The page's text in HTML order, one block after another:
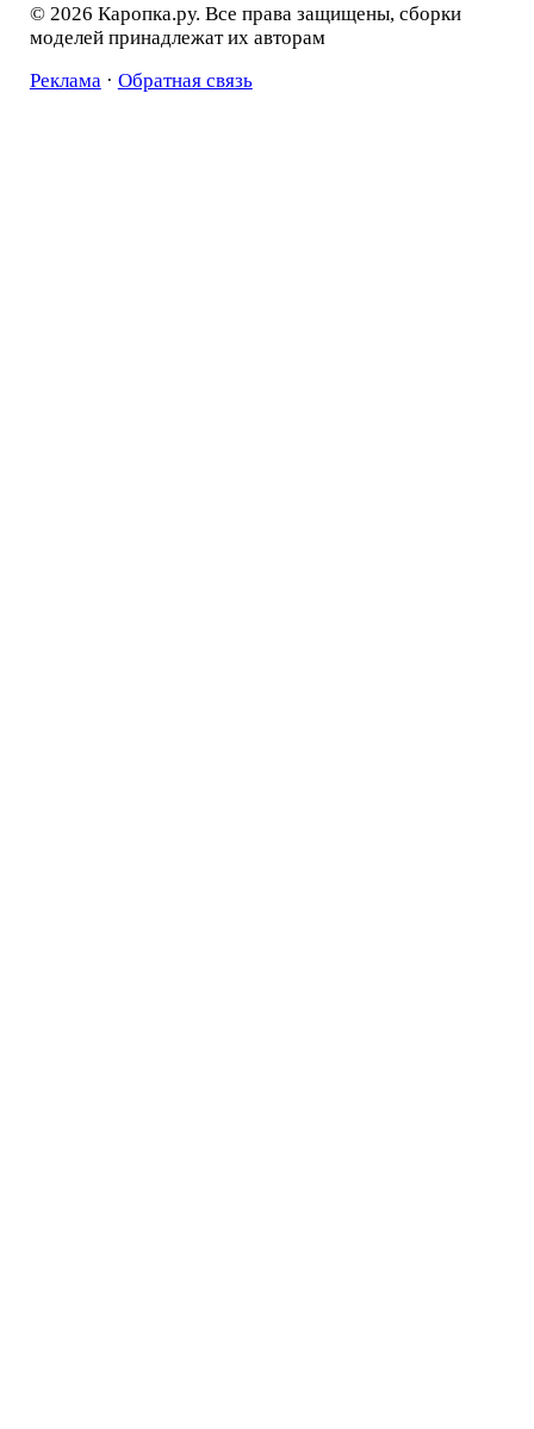
© 2026 Каропка.ру. Все права защищены, сборки
моделей принадлежат их авторам
Реклама· Обратная связь